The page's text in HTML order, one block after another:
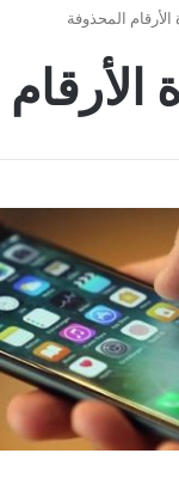
الأرقام المحذوفة